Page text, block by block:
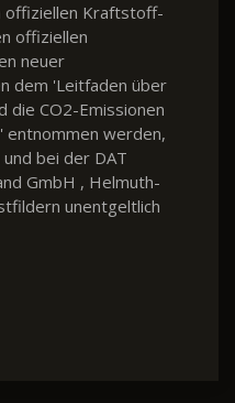
offiziellen Kraftstoff-
offiziellen
neuer
dem 'Leitfaden über
die CO2-Emissionen
entnommen werden,
bei der DAT
GmbH , Helmuth-
unentgeltlich